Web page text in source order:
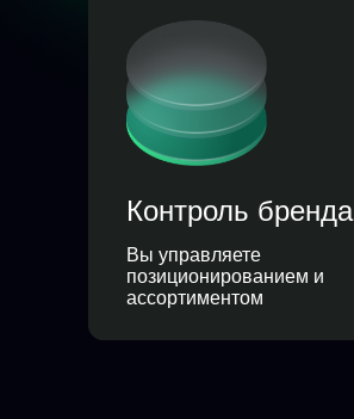
Контроль бренда
Вы управляете
позиционированием и
ассортиментом